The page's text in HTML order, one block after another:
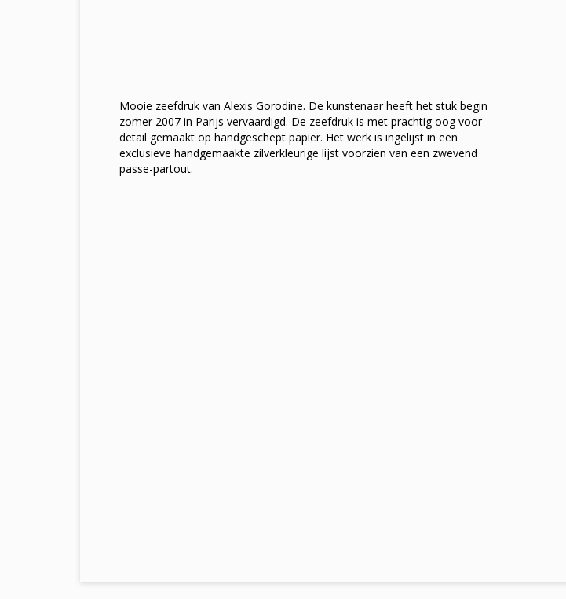
Mooie zeefdruk van Alexis Gorodine. De kunstenaar heeft het stuk begin
zomer 2007 in Parijs vervaardigd. De zeefdruk is met prachtig oog voor
detail gemaakt op handgeschept papier. Het werk is ingelijst in een
exclusieve handgemaakte zilverkleurige lijst voorzien van een zwevend
passe-partout.